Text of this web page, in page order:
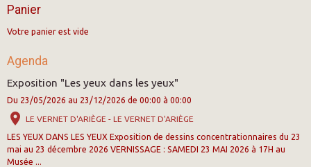
Panier
Votre panier est vide
Agenda
Exposition "Les yeux dans les yeux"
Du 23/05/2026 au 23/12/2026 de 00:00 à 00:00
LE VERNET D'ARIÈGE - LE VERNET D'ARIÈGE
LES YEUX DANS LES YEUX Exposition de dessins concentrationnaires du 23
mai au 23 décembre 2026 VERNISSAGE : SAMEDI 23 MAI 2026 à 17H au
Musée ...